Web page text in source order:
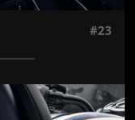
#23